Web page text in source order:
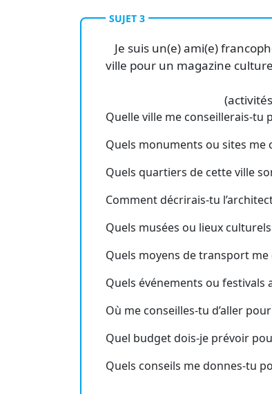
SUJET 3
Je suis un(e) ami(e)
ville pour un magazine
Quelle ville me conseillerais-tu
Quels monuments ou sites me
Quels quartiers de cette ville
Comment décrirais-tu
Quels musées ou lieux
Quels moyens de transport me
Quels événements ou festivals
Où me conseilles-tu d’aller
Quel budget dois-je prévoir
Quels conseils me donnes-tu